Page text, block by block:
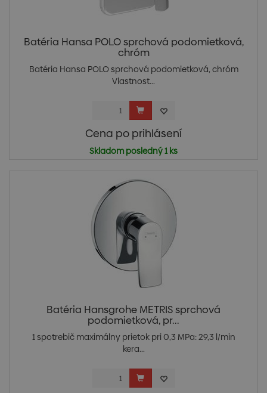
Batéria Hansa POLO sprchová podomietková,
chróm
Batéria Hansa POLO sprchová podomietková, chróm
Vlastnost...
Cena po prihlásení
Skladom posledný 1 ks
Batéria Hansgrohe METRIS sprchová
podomietková, pr...
1 spotrebič maximálny prietok pri 0,3 MPa: 29,3 l/min
kera...